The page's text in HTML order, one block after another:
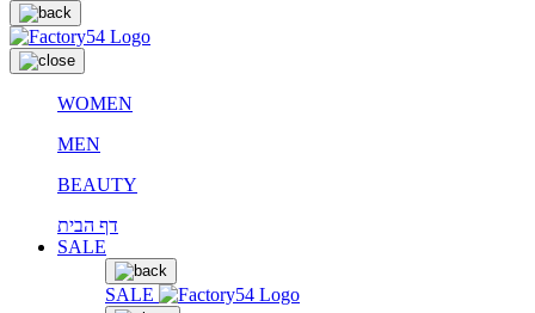
WOMEN
MEN
BEAUTY
דף הבית
SALE
SALE